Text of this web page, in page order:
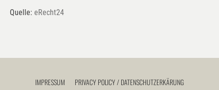
Quelle: eRecht24
IMPRESSUM PRIVACY POLICY / DATENSCHUTZERKÄRUNG